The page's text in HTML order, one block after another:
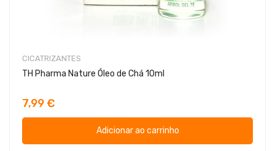
CICATRIZANTES
TH Pharma Nature Óleo de Chá 10ml
7,99 €
Adicionar ao carrinho